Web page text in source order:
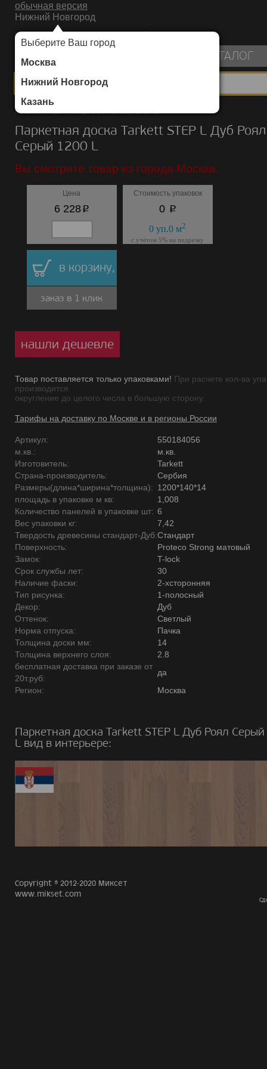
обычная версия
Нижний Новгород
Выберите Ваш город
Москва
Нижний Новгород
Казань
ИНТЕРНЕТ-МАГАЗИН НАПОЛЬНЫХ ПОКРЫТИЙ
КАТАЛОГ
Каталог/Паркетная доска/Tarkett/STEP L
Паркетная доска Tarkett STEP L Дуб Роял
Серый 1200 L
Вы смотрите товар из города Москва.
Цена
6 228p
Стоимость упаковок
0 p
0 уп.0 м2
с учётом 5% на подрезку
в корзину,
заказ в 1 клик
нашли дешевле
Товар поставляется только упаковками! При расчете кол-ва
производится
округление до целого числа в большую сторону.
Тарифы на доставку по Москве и в регионы России
Артикул:
550184056
м.кв.:
м.кв.
Изготовитель:
Tarkett
Страна-производитель:
Сербия
Размеры(длина*ширина*толщина): 1200*140*14
площадь в упаковке м кв:
1,008
Количество панелей в упаковке шт: 6
Вес упаковки кг:
7,42
Твердость древесины стандарт-Дуб:Стандарт
Поверхность:
Proteco Strong матовый
Замок:
T-lock
Срок службы лет:
30
Наличие фаски:
2-хсторонняя
Тип рисунка:
1-полосный
Декор:
Дуб
Оттенок:
Светлый
Норма отпуска:
Пачка
Толщина доски мм:
14
Толщина верхнего слоя:
2.8
бесплатная доставка при заказе от
20т.руб:
да
Регион:
Москва
Паркетная доска Tarkett STEP L Дуб Роял
L вид в интерьере:
Copyright © 2012-2020 Миксет
www.mikset.com